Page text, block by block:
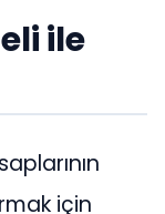
ile
için